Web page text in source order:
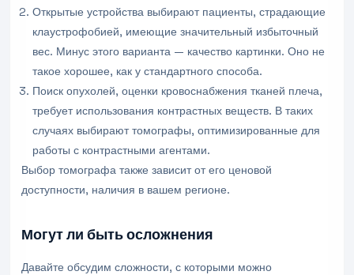
Открытые устройства выбирают пациенты, страдающие
клаустрофобией, имеющие значительный избыточный
вес. Минус этого варианта — качество картинки. Оно не
такое хорошее, как у стандартного способа.
Поиск опухолей, оценки кровоснабжения тканей плеча,
требует использования контрастных веществ. В таких
случаях выбирают томографы, оптимизированные для
работы с контрастными агентами.
Выбор томографа также зависит от его ценовой
доступности, наличия в вашем регионе.
Могут ли быть осложнения
Давайте обсудим сложности, с которыми можно